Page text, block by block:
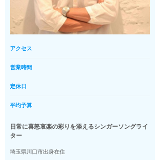
アクセス
営業時間
定休日
平均予算
日常に喜怒哀楽の彩りを添えるシンガーソングライ
ター
埼玉県川口市出身在住